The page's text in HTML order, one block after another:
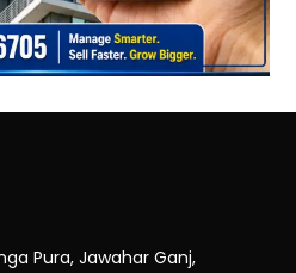
Pura, Jawahar Ganj,